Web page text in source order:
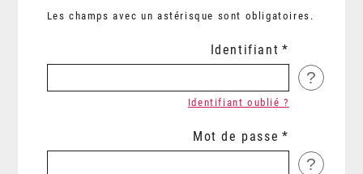
Les champs avec un astérisque sont obligatoires.
Identifiant
?
Identifiant oublié ?
Mot de passe
?